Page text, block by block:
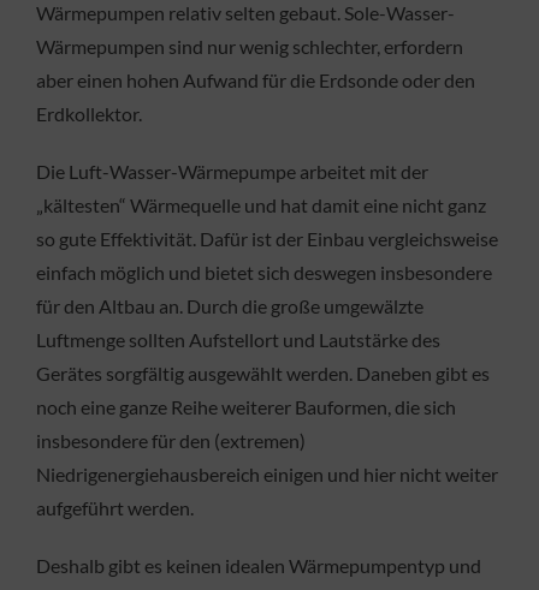
Wärmepumpen relativ selten gebaut. Sole-Wasser-
Wärmepumpen sind nur wenig schlechter, erfordern
aber einen hohen Aufwand für die Erdsonde oder den
Erdkollektor.
Die Luft-Wasser-Wärmepumpe arbeitet mit der
„kältesten“ Wärmequelle und hat damit eine nicht ganz
so gute Effektivität. Dafür ist der Einbau vergleichsweise
einfach möglich und bietet sich deswegen insbesondere
für den Altbau an. Durch die große umgewälzte
Luftmenge sollten Aufstellort und Lautstärke des
Gerätes sorgfältig ausgewählt werden. Daneben gibt es
noch eine ganze Reihe weiterer Bauformen, die sich
insbesondere für den (extremen)
Niedrigenergiehausbereich einigen und hier nicht weiter
aufgeführt werden.
Deshalb gibt es keinen idealen Wärmepumpentyp und